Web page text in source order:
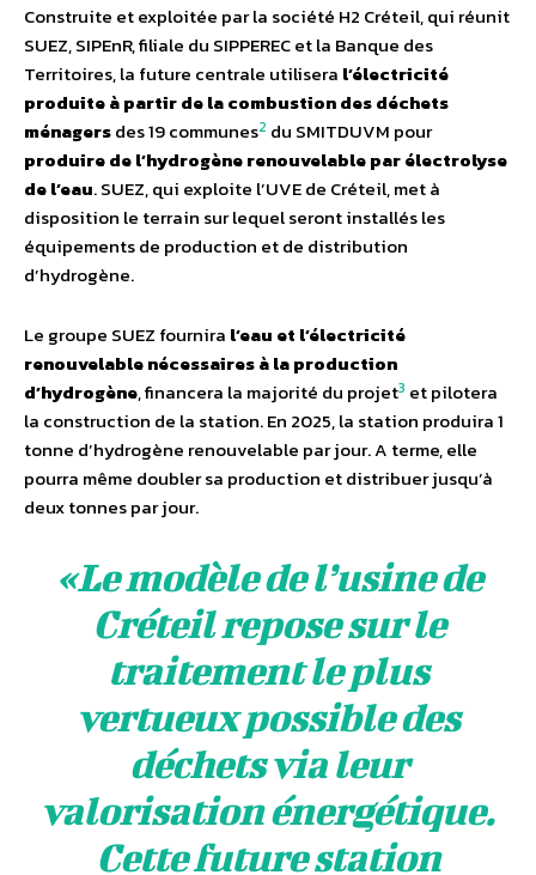
Construite et exploitée par la société H2 Créteil, qui réunit
SUEZ, SIPEnR, filiale du SIPPEREC et la Banque des
Territoires, la future centrale utilisera l’électricité
produite à partir de la combustion des déchets
ménagersdes 19 communes2 du SMITDUVM pour
produire de l’hydrogène renouvelable par électrolyse
de l’eau. SUEZ, qui exploite l’UVE de Créteil, met à
disposition le terrain sur lequel seront installés les
équipements de production et de distribution
d’hydrogène.
Le groupe SUEZ fournira l’eau et l’électricité
renouvelable nécessaires à la production
d’hydrogène, financera la majorité du projet3 et pilotera
la construction de la station. En 2025, la station produira 1
tonne d’hydrogène renouvelable par jour. A terme, elle
pourra même doubler sa production et distribuer jusqu’à
deux tonnes par jour.
«Le modèle de l’usine de
Créteil repose sur le
traitement le plus
vertueux possible des
déchets via leur
valorisation énergétique.
Cette future station